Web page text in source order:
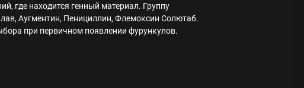
где находится генный материал. Группу
Аугментин, Пенициллин, Флемоксин Солютаб.
при первичном появлении фурункулов.